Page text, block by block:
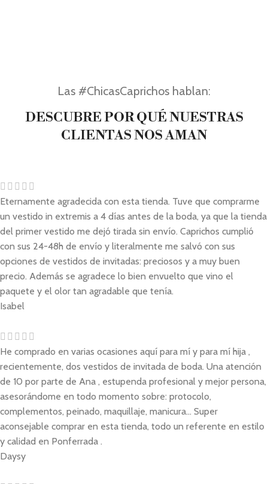
Las #ChicasCaprichos hablan:
DESCUBRE POR QUÉ NUESTRAS
CLIENTAS NOS AMAN
Eternamente agradecida con esta tienda. Tuve que comprarme
un vestido in extremis a 4 días antes de la boda, ya que la tienda
del primer vestido me dejó tirada sin envío. Caprichos cumplió
con sus 24-48h de envío y literalmente me salvó con sus
opciones de vestidos de invitadas: preciosos y a muy buen
precio. Además se agradece lo bien envuelto que vino el
paquete y el olor tan agradable que tenía.
Isabel
He comprado en varias ocasiones aquí para mí y para mí hija ,
recientemente, dos vestidos de invitada de boda. Una atención
de 10 por parte de Ana , estupenda profesional y mejor persona,
asesorándome en todo momento sobre: protocolo,
complementos, peinado, maquillaje, manicura... Super
aconsejable comprar en esta tienda, todo un referente en estilo
y calidad en Ponferrada .
Daysy